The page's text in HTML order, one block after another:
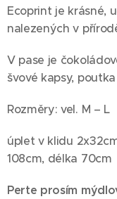
Ecoprint je krásné,
nalezených v
V pase je
švové kapsy,
Rozměry: vel. M – L
úplet v klidu
108cm, délka 70cm
Perte prosím